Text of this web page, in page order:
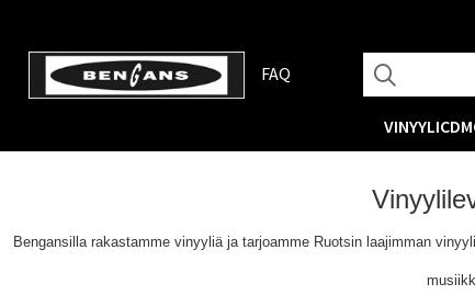
FAQ
VINYYLICD
Bengansilla rakastamme vinyyliä ja tarjoamme Ruotsin laajimman